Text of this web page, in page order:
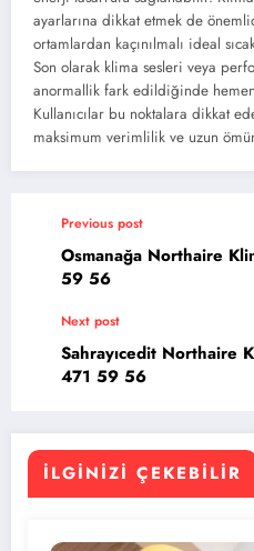
ayarlarına dikkat etmek de
ortamlardan kaçınılmalı ideal
Son olarak klima sesleri veya
anormallik fark edildiğinde hemen
Kullanıcılar bu noktalara dikkat
maksimum verimlilik ve uzun
Previous post
Osmanağa Northaire
59 56
Next post
Sahrayıcedit Northaire
471 59 56
İLGINIZI ÇEKEBILIR